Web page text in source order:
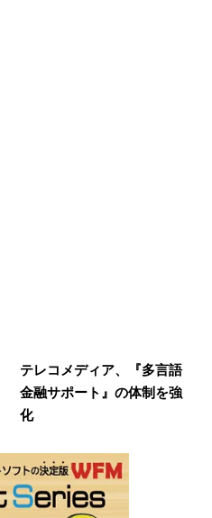
テレコメディア、『多言語
金融サポート』の体制を強
化